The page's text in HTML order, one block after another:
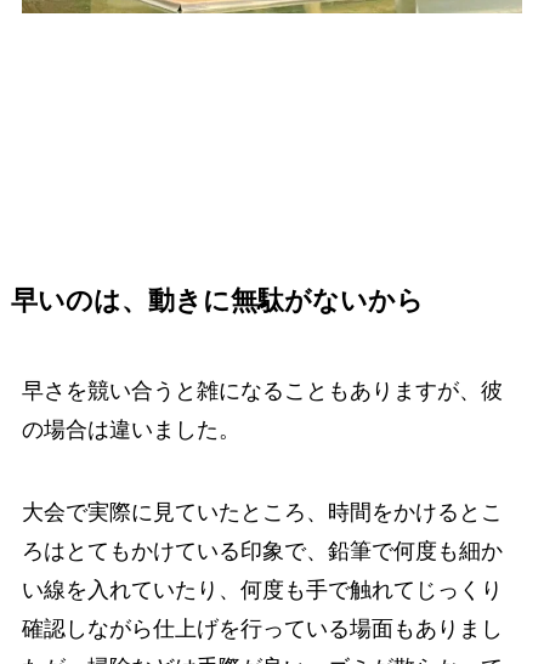
早いのは、動きに無駄がないから
早さを競い合うと雑になることもありますが、彼
の場合は違いました。
大会で実際に見ていたところ、時間をかけるとこ
ろはとてもかけている印象で、鉛筆で何度も細か
い線を入れていたり、何度も手で触れてじっくり
確認しながら仕上げを行っている場面もありまし